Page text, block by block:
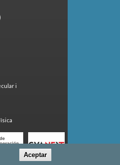
i
Aceptar